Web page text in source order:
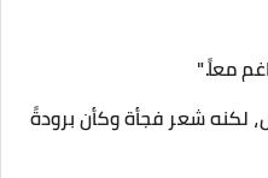
معاً."
لكنه شعر فجأة وكأن برودةً